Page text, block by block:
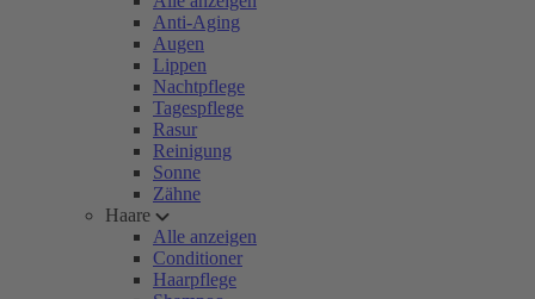
Anti-Aging
Augen
Lippen
Nachtpflege
Tagespflege
Rasur
Reinigung
Sonne
Zähne
Haare
Alle anzeigen
Conditioner
Haarpflege